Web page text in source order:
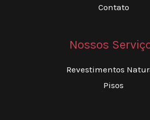
Contato
Nossos
Revestimentos
Pisos